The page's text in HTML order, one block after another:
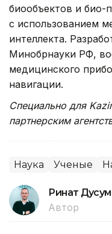
биообъектов и био-
с использованием
интеллекта.
Минобрнауки РФ,
медицинского
навигации.
Специально для
партнерским
Наука Ученые
Ринат
Автор